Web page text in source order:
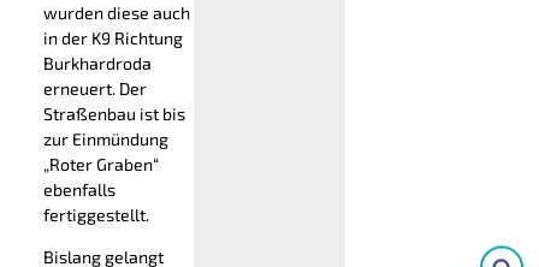
wurden diese auch
in der K9 Richtung
Burkhardroda
erneuert. Der
Straßenbau ist bis
zur Einmündung
„Roter Graben“
ebenfalls
fertiggestellt.
Bislang gelangt